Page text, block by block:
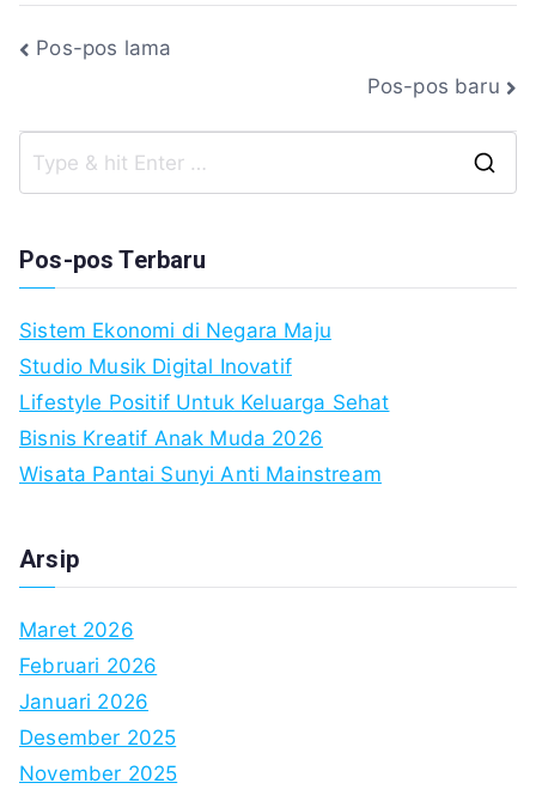
Navigasi
Pos-pos lama
Pos-pos baru
Pos-pos Terbaru
Sistem Ekonomi di Negara Maju
Studio Musik Digital Inovatif
Lifestyle Positif Untuk Keluarga Sehat
Bisnis Kreatif Anak Muda 2026
Wisata Pantai Sunyi Anti Mainstream
Arsip
Maret 2026
Februari 2026
Januari 2026
Desember 2025
November 2025